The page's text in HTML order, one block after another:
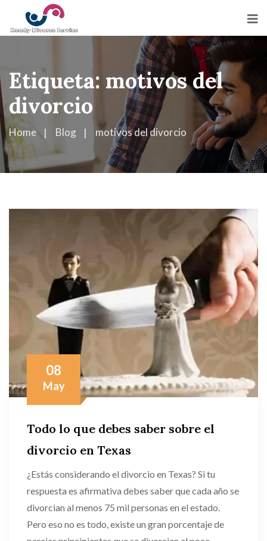
Etiqueta: motivos del
divorcio
Home Blog motivos del divorcio
08
May
Todo lo que debes saber sobre el
divorcio en Texas
¿Estás considerando el divorcio en Texas? Si tu
respuesta es afirmativa debes saber que cada año se
divorcian al menos 75 mil personas en el estado.
Pero eso no es todo, existe un gran porcentaje de